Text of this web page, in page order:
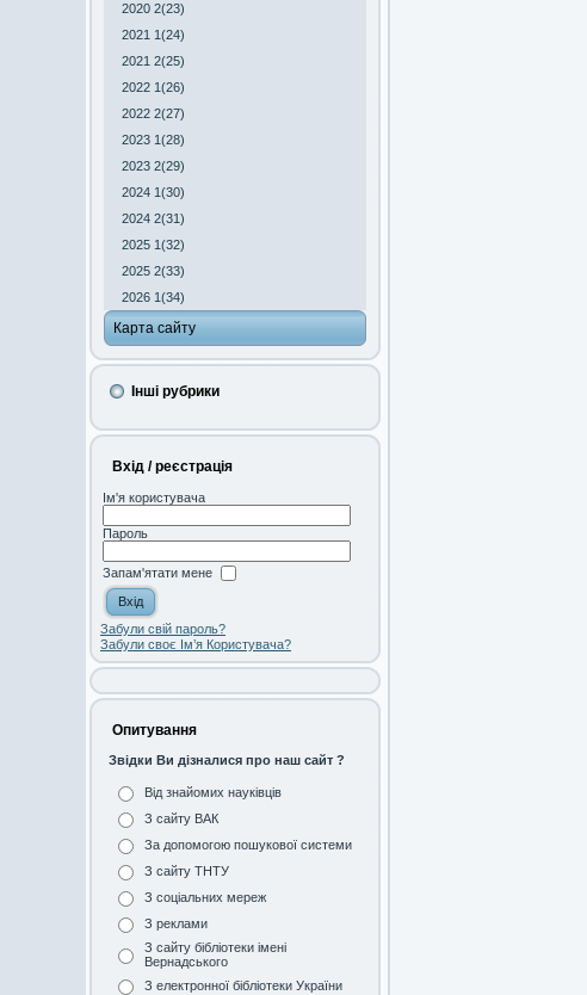
2020 2(23)
2021 1(24)
2021 2(25)
2022 1(26)
2022 2(27)
2023 1(28)
2023 2(29)
2024 1(30)
2024 2(31)
2025 1(32)
2025 2(33)
2026 1(34)
Карта сайту
Інші рубрики
Вхід / реєстрація
Ім'я користувача
Пароль
Запам'ятати мене
Забули свій пароль?
Забули своє Ім’я Користувача?
Опитування
Звідки Ви дізналися про наш сайт ?
Від знайомих науківців
З сайту ВАК
За допомогою пошукової системи
З сайту ТНТУ
З соціальних мереж
З реклами
З сайту бібліотеки імені
Вернадського
З електронної бібліотеки України